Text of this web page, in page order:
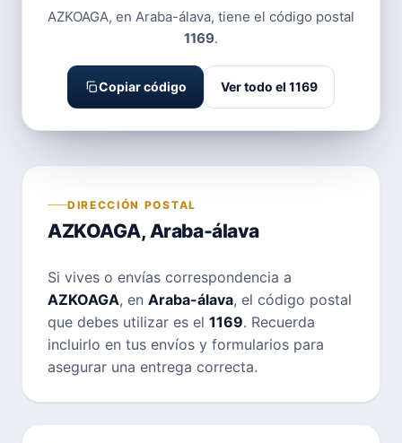
AZKOAGA, en Araba-álava, tiene el código postal
1169.
Copiar código Ver todo el 1169
DIRECCIÓN POSTAL
AZKOAGA, Araba-álava
Si vives o envías correspondencia a
AZKOAGA, en Araba-álava, el código postal
que debes utilizar es el 1169. Recuerda
incluirlo en tus envíos y formularios para
asegurar una entrega correcta.